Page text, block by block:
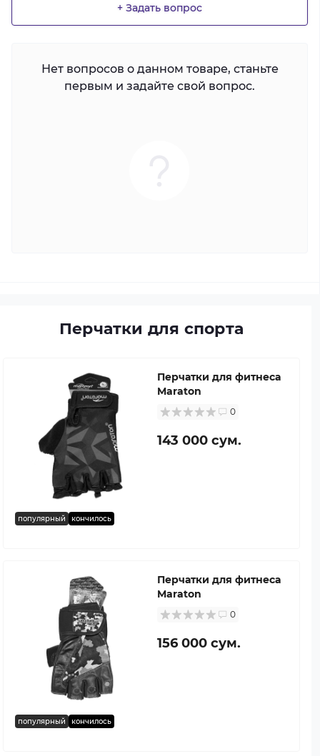
+ Задать вопрос
Нет вопросов о данном товаре, станьте
первым и задайте свой вопрос.
Перчатки для спорта
популярный кончилось
Перчатки для фитнеса
Maraton
0
143 000 сум.
популярный кончилось
Перчатки для фитнеса
Maraton
0
156 000 сум.